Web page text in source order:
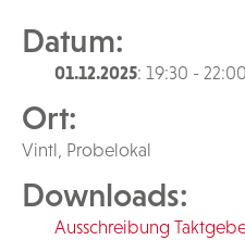
Datum:
01.12.2025: 19:30 - 22:00
Ort:
Vintl, Probelokal
Downloads:
Ausschreibung